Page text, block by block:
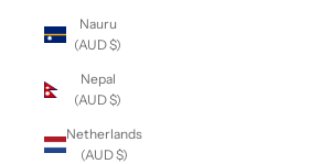
Nauru
(AUD $)
Nepal
(AUD $)
Netherlands
(AUD $)